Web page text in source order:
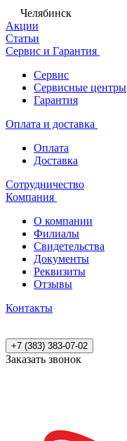
Челябинск
Акции
Статьи
Сервис и Гарантия
Сервис
Сервисные центры
Гарантия
Оплата и доставка
Оплата
Доставка
Сотрудничество
Компания
О компании
Филиалы
Свидетельства
Документы
Реквизиты
Отзывы
Контакты
+7 (383) 383-07-02
Заказать звонок